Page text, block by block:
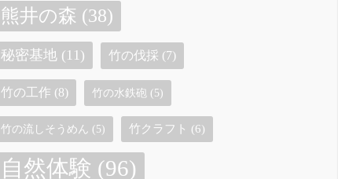
熊井の森 (38)
秘密基地 (11) 竹の伐採 (7)
竹の工作 (8) 竹の水鉄砲 (5)
竹の流しそうめん (5) 竹クラフト (6)
自然体験 (96)